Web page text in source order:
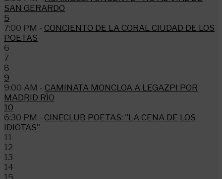
SAN GERARDO
5
7:00 PM - CONCIENTO DE LA CORAL CIUDAD DE LOS
POETAS
6
7
8
9
9:00 AM - CAMINATA MONCLOA A LEGAZPI POR
MADRID RÍO
10
6:30 PM - CINECLUB POETAS: "LA CENA DE LOS
IDIOTAS"
11
12
13
14
15